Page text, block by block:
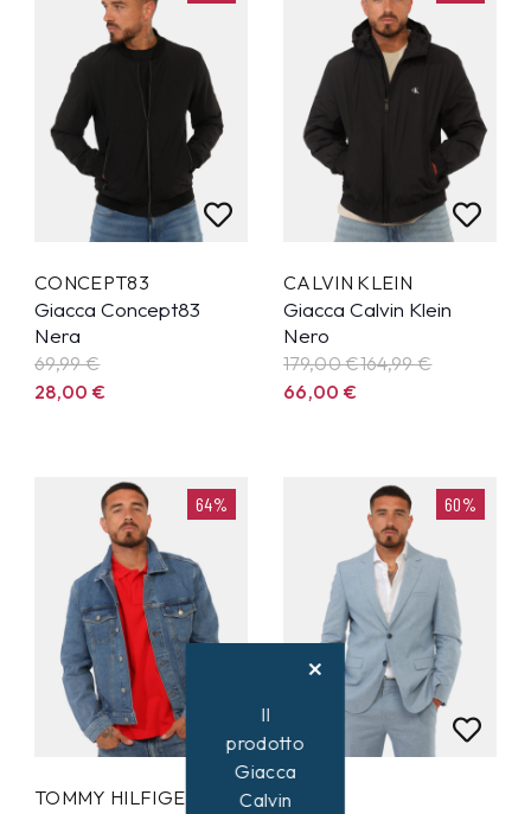
CONCEPT83
Giacca Concept83
Nera
69,99€
28,00€
CALVIN KLEIN
Giacca Calvin Klein
Nero
179,00 €164,99€
66,00€
64%
TOMMY HILFIGER
60%
HUGO
Il
prodotto
Giacca
Calvin